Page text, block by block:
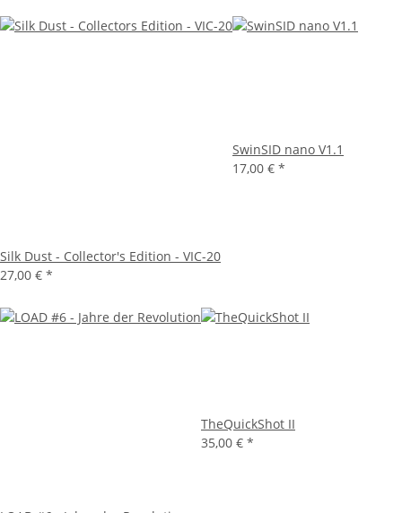
Silk Dust - Collector's Edition - VIC-20
27,00 € *
SwinSID nano V1.1
17,00 € *
TheQuickShot II
35,00 € *